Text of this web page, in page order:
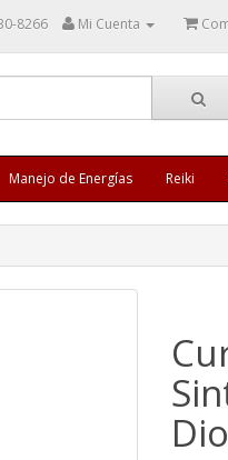
8266 Mi Cuenta
Manejo de Energías Reiki